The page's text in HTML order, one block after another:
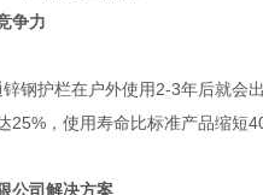
争力
钢护栏在户外使用2-3年后就会
25%，使用寿命比标准产品缩短
公司解决方案